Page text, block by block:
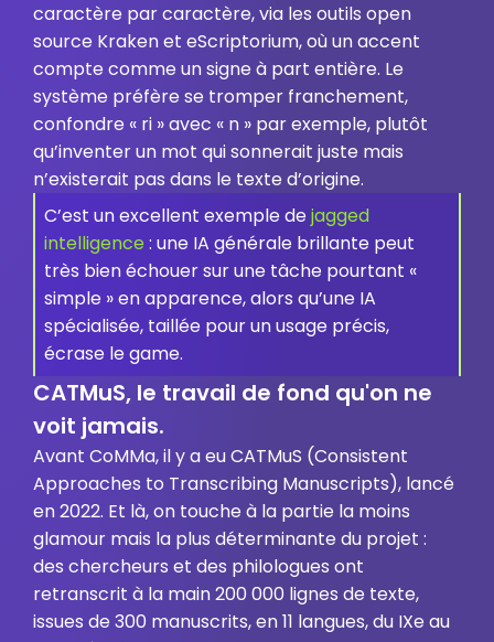
caractère par caractère, via les outils open
source Kraken et eScriptorium, où un accent
compte comme un signe à part entière. Le
système préfère se tromper franchement,
confondre « ri » avec « n » par exemple, plutôt
qu’inventer un mot qui sonnerait juste mais
n’existerait pas dans le texte d’origine.
C’est un excellent exemple dejagged
intelligence : une IA générale brillante peut
très bien échouer sur une tâche pourtant «
simple » en apparence, alors qu’une IA
spécialisée, taillée pour un usage précis,
écrase le game.
CATMuS, le travail de fond qu'on ne
voit jamais.
Avant CoMMa, il y a eu CATMuS (Consistent
Approaches to Transcribing Manuscripts), lancé
en 2022. Et là, on touche à la partie la moins
glamour mais la plus déterminante du projet :
des chercheurs et des philologues ont
retranscrit à la main 200 000 lignes de texte,
issues de 300 manuscrits, en 11 langues, du IXe au